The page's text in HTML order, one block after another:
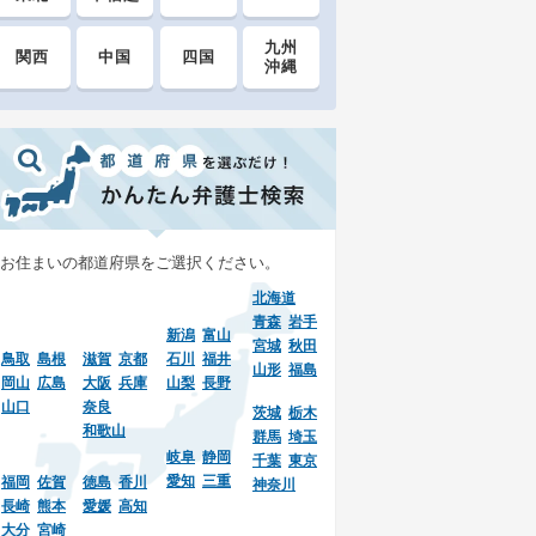
関西 中国 四国
九州
沖縄
お住まいの都道府県をご選択ください。
北海道
青森 岩手
宮城 秋田
山形 福島
新潟 富山
石川
福井
山梨 長野
茨城 栃木
群馬 埼玉
千葉 東京
神奈川
岐阜 静岡
愛知 三重
滋賀 京都
大阪 兵庫
奈良
和歌山
鳥取 島根
岡山 広島
山口
徳島 香川
愛媛 高知
福岡
佐賀
長崎 熊本
大分 宮崎